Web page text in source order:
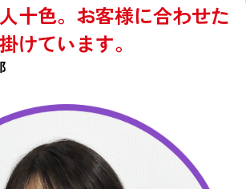
十色。お客様に合わせた
けています。